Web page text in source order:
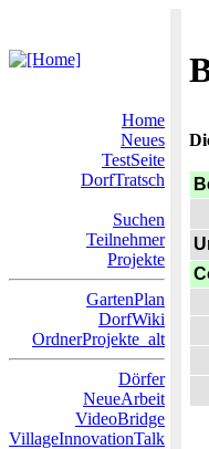
Home
Neues
TestSeite
DorfTratsch
Suchen
Teilnehmer
Projekte
GartenPlan
DorfWiki
OrdnerProjekte_alt
Dörfer
NeueArbeit
VideoBridge
VillageInnovationTalk